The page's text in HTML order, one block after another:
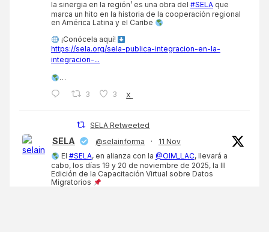
la sinergia en la región’ es una obra del #SELA que
marca un hito en la historia de la cooperación regional
en América Latina y el Caribe
¡Conócela aquí!
https://sela.org/sela-publica-integracion-en-la-
integracion-...
…
3
3 X
SELA Retweeted
SELA @selainforma ·
11 Nov
El #SELA, en alianza con la @OIM_LAC, llevará a
cabo, los días 19 y 20 de noviembre de 2025, la III
Edición de la Capacitación Virtual sobre Datos
Migratorios